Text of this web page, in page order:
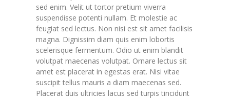
sed enim. Velit ut tortor pretium viverra
suspendisse potenti nullam. Et molestie ac
feugiat sed lectus. Non nisi est sit amet facilisis
magna. Dignissim diam quis enim lobortis
scelerisque fermentum. Odio ut enim blandit
volutpat maecenas volutpat. Ornare lectus sit
amet est placerat in egestas erat. Nisi vitae
suscipit tellus mauris a diam maecenas sed.
Placerat duis ultricies lacus sed turpis tincidunt